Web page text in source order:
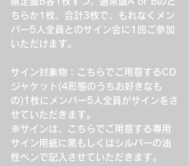
ちらか1枚、合計3枚で、もれなくメン
バー5人全員とのサイン会に1回ご参加
いただけます。
サイン対象物：こちらでご用意するCD
ジャケット(4形態のうちお好きなも
の)1枚にメンバー5人全員がサインをさ
せていただきます。
※サインは、こちらでご用意する専用
サイン用紙に黒もしくはシルバーの油
性ペンで記入させていただきます。